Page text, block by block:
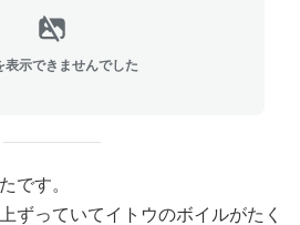
表示できませんでした
です。
ずっていてイトウのボイルがたく